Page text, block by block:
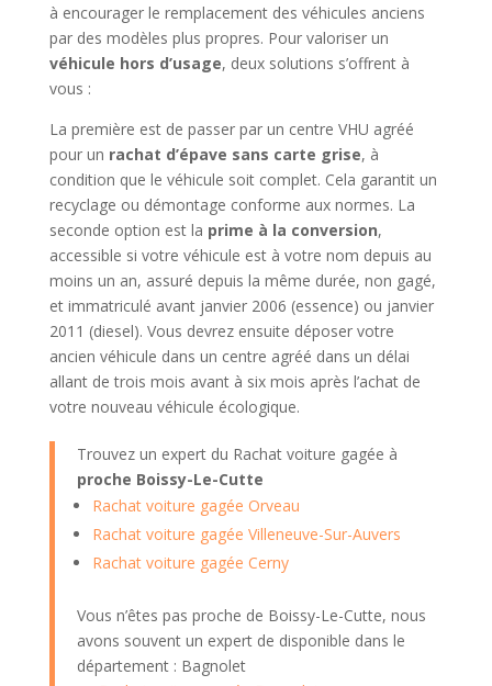
à encourager le remplacement des véhicules anciens
par des modèles plus propres. Pour valoriser un
véhicule hors d’usage, deux solutions s’offrent à
vous :
La première est de passer par un centre VHU agréé
pour un rachat d’épave sans carte grise, à
condition que le véhicule soit complet. Cela garantit un
recyclage ou démontage conforme aux normes. La
seconde option est la prime à la conversion,
accessible si votre véhicule est à votre nom depuis au
moins un an, assuré depuis la même durée, non gagé,
et immatriculé avant janvier 2006 (essence) ou janvier
2011 (diesel). Vous devrez ensuite déposer votre
ancien véhicule dans un centre agréé dans un délai
allant de trois mois avant à six mois après l’achat de
votre nouveau véhicule écologique.
Trouvez un expert du Rachat voiture gagée à
proche Boissy-Le-Cutte
Rachat voiture gagée Orveau
Rachat voiture gagée Villeneuve-Sur-Auvers
Rachat voiture gagée Cerny
Vous n’êtes pas proche de Boissy-Le-Cutte, nous
avons souvent un expert de disponible dans le
département : Bagnolet